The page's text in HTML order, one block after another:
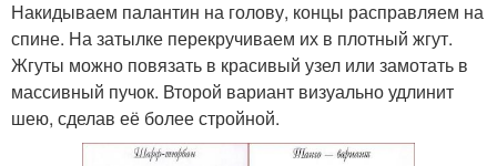
Накидываем палантин на голову, концы расправляем на
спине. На затылке перекручиваем их в плотный жгут.
Жгуты можно повязать в красивый узел или замотать в
массивный пучок. Второй вариант визуально удлинит
шею, сделав её более стройной.